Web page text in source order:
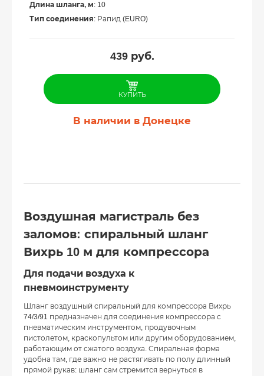
Длина шланга, м: 10
Тип соединения: Рапид (EURO)
439руб.
КУПИТЬ
В наличии в Донецке
Воздушная магистраль без
заломов: спиральный шланг
Вихрь 10 м для компрессора
Для подачи воздуха к
пневмоинструменту
Шланг воздушный спиральный для компрессора Вихрь
74/3/91 предназначен для соединения компрессора с
пневматическим инструментом, продувочным
пистолетом, краскопультом или другим оборудованием,
работающим от сжатого воздуха. Спиральная форма
удобна там, где важно не растягивать по полу длинный
прямой рукав: шланг сам стремится вернуться в